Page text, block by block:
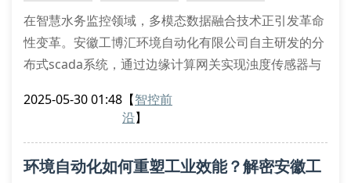
在智慧水务监控领域，多模态数据融合技术正引发革命
性变革。安徽工博汇环境自动化有限公司自主研发的分
布式scada系统，通过边缘计算网关实现浊度传感器与
pid算法，可对管网压力波动进行前馈补偿控制，显著
基于opc-ua协议的工业物联网平台，构建了包含plc冗
2025-05-30 01:48 【智控前
沿】
环境自动化如何重塑工业效能？解密安徽工